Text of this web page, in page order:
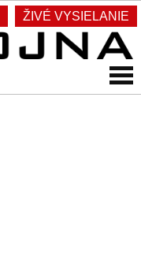
ŽIVÉ VYSIELANIE